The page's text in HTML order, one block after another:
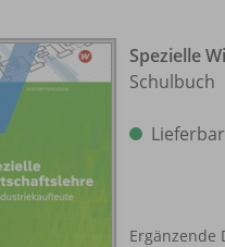
Spezielle
Schulbuch
Lieferbar